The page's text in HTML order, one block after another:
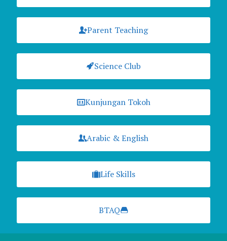
Parent Teaching
Science Club
Kunjungan Tokoh
Arabic & English
Life Skills
BTAQ